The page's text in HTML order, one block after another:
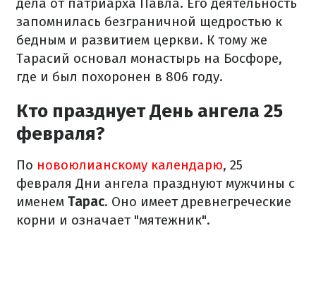
запомнилась безграничной щедростью к
бедным и развитием церкви. К тому же
Тарасий основал монастырь на Босфоре,
где и был похоронен в 806 году.
Кто празднует День ангела 25
февраля?
По новоюлианскому календарю, 25
февраля Дни ангела празднуют мужчины с
именем Тарас. Оно имеет древнегреческие
корни и означает "мятежник".